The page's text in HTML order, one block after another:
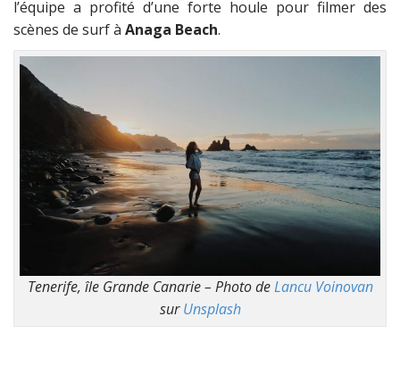
l’équipe a profité d’une forte houle pour filmer des
scènes de surf à Anaga Beach.
Tenerife, île Grande Canarie – Photo deLancu Voinovan
surUnsplash